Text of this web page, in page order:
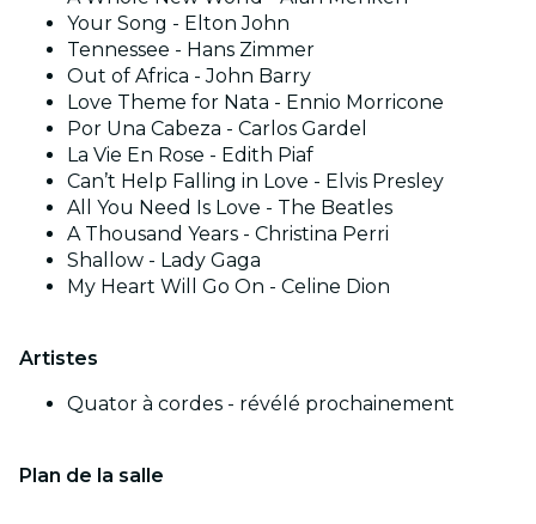
Your Song - Elton John
Tennessee - Hans Zimmer
Out of Africa - John Barry
Love Theme for Nata - Ennio Morricone
Por Una Cabeza - Carlos Gardel
La Vie En Rose - Edith Piaf
Can’t Help Falling in Love - Elvis Presley
All You Need Is Love - The Beatles
A Thousand Years - Christina Perri
Shallow - Lady Gaga
My Heart Will Go On - Celine Dion
Artistes
Quator à cordes - révélé prochainement
Plan de la salle